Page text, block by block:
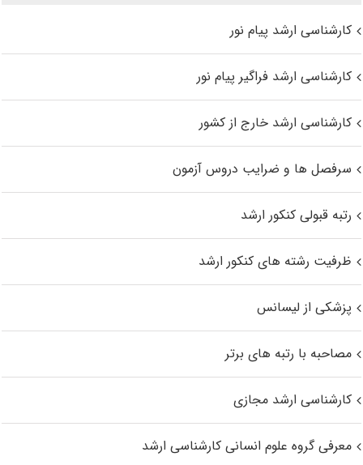
کارشناسی ارشد پیام نور
کارشناسی ارشد فراگیر پیام نور
کارشناسی ارشد خارج از کشور
سرفصل ها و ضرایب دروس آزمون
رتبه قبولی کنکور ارشد
ظرفیت رشته های کنکور ارشد
پزشکی از لیسانس
مصاحبه با رتبه های برتر
کارشناسی ارشد مجازی
معرفی گروه علوم انسانی کارشناسی ارشد